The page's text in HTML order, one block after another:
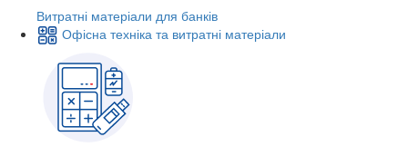
Витратні матеріали для банків
Офісна техніка та витратні матеріали